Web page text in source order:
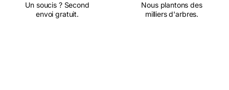
Un soucis ? Second
envoi gratuit.
Nous plantons des
milliers d'arbres.